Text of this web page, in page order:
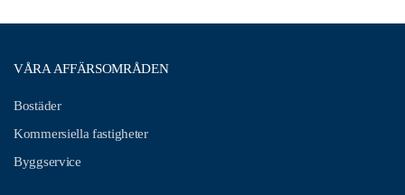
VÅRA AFFÄRSOMRÅDEN
Bostäder
Kommersiella fastigheter
Byggservice